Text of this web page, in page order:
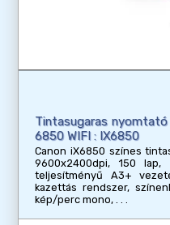
Tintasugaras nyomtató
6850 WIFI : IX6850
Canon iX6850 színes
9600x2400dpi, 150
teljesítményű A3+
kazettás rendszer,
kép/perc mono,